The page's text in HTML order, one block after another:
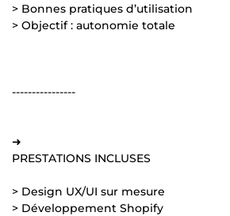
> Bonnes pratiques d’utilisation
> Objectif : autonomie totale
----------------
➜
PRESTATIONS INCLUSES
> Design UX/UI sur mesure
> Développement Shopify